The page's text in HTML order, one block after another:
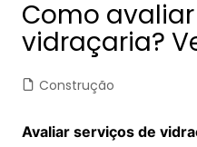
Como
vidraçaria?
Construção
Avaliar serviços de